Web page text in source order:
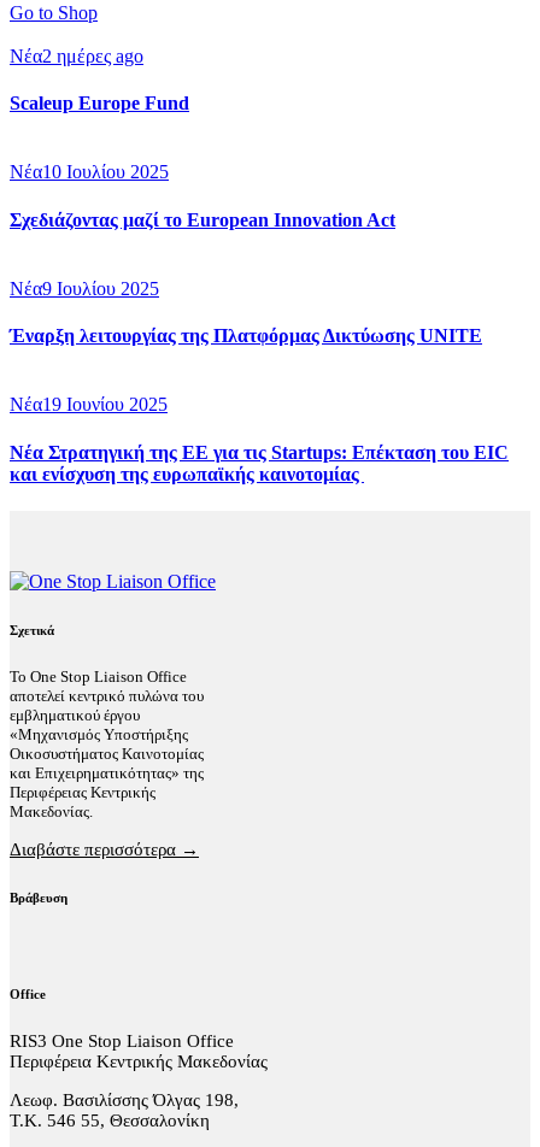
Go to Shop
Νέα2 ημέρες ago
Scaleup Europe Fund
Νέα10 Ιουλίου 2025
Σχεδιάζοντας μαζί το European Innovation Act
Νέα9 Ιουλίου 2025
Έναρξη λειτουργίας της Πλατφόρμας Δικτύωσης UNITE
Νέα19 Ιουνίου 2025
Νέα Στρατηγική της ΕΕ για τις Startups: Επέκταση του EIC
και ενίσχυση της ευρωπαϊκής καινοτομίας
Σχετικά
Το One Stop Liaison Office
αποτελεί κεντρικό πυλώνα του
εμβληματικού έργου
«Μηχανισμός Υποστήριξης
Οικοσυστήματος Καινοτομίας
και Επιχειρηματικότητας» της
Περιφέρειας Κεντρικής
Μακεδονίας.
Διαβάστε περισσότερα →
Βράβευση
Office
RIS3 One Stop Liaison Office
Περιφέρεια Κεντρικής Μακεδονίας
Λεωφ. Βασιλίσσης Όλγας 198,
Τ.Κ. 546 55, Θεσσαλονίκη